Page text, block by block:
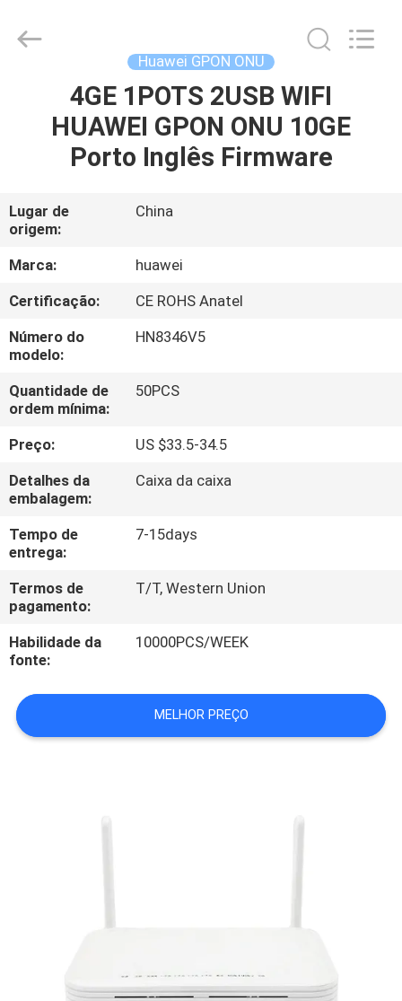
PRODUTOS
SOBRE
NÓS
EXCURSÃO
DA
FÁBRICA
CONTROLE
DA
QUALIDADE
CONTACTE-
NOS
PEÇA
UMAS
MAPA
LIMITED.
Huawei GPON ONU
4GE 1POTS 2USB WIFI
HUAWEI GPON ONU 10GE
Porto Inglês Firmware
Lugar de
origem:
China
Marca:
huawei
Certificação:
CE ROHS Anatel
Número do
modelo:
HN8346V5
Quantidade de
ordem mínima:
50PCS
Preço:
US $33.5-34.5
Detalhes da
embalagem:
Caixa da caixa
Tempo de
entrega:
7-15days
Termos de
pagamento:
T/T, Western Union
Habilidade da
fonte:
10000PCS/WEEK
MELHOR PREÇO